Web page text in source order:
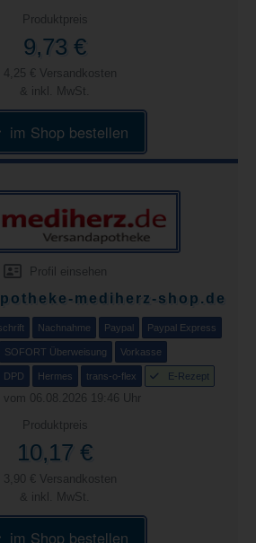
Produktpreis
9,73 €
4,25 € Versandkosten
& inkl. MwSt.
im Shop bestellen
Profil einsehen
mediherz-shop.de
Nachnahme Paypal Paypal Express
SOFORT Überweisung Vorkasse
DPD Hermes trans-o-flex E-Rezept
vom 06.08.2026 19:46 Uhr
Produktpreis
10,17 €
3,90 € Versandkosten
& inkl. MwSt.
im Shop bestellen